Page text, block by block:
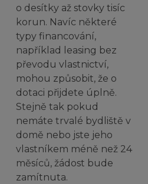
o desítky až stovky tisíc
korun. Navíc některé
typy financování,
například leasing bez
převodu vlastnictví,
mohou způsobit, že o
dotaci přijdete úplně.
Stejně tak pokud
nemáte trvalé bydliště v
domě nebo jste jeho
vlastníkem méně než 24
měsíců, žádost bude
zamítnuta.